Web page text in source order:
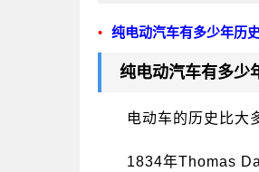
纯电动汽车有多少年历史
纯电动汽车有多少
电动车的历史比大
1834年Thomas